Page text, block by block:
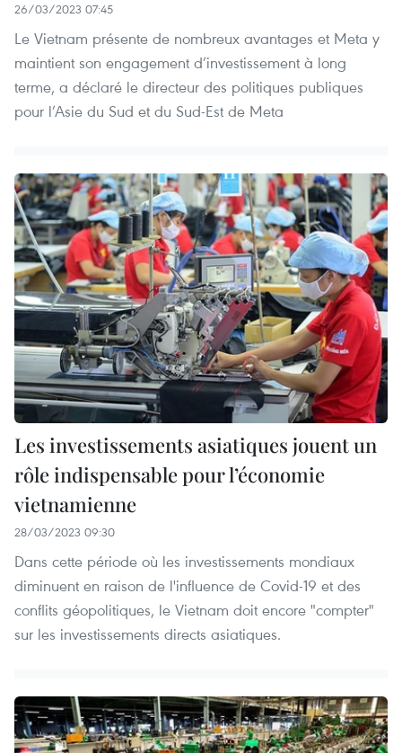
26/03/2023 07:45
Le Vietnam présente de nombreux avantages et Meta y
maintient son engagement d’investissement à long
terme, a déclaré le directeur des politiques publiques
pour l’Asie du Sud et du Sud-Est de Meta
Les investissements asiatiques jouent un
rôle indispensable pour l’économie
vietnamienne
28/03/2023 09:30
Dans cette période où les investissements mondiaux
diminuent en raison de l'influence de Covid-19 et des
conflits géopolitiques, le Vietnam doit encore "compter"
sur les investissements directs asiatiques.